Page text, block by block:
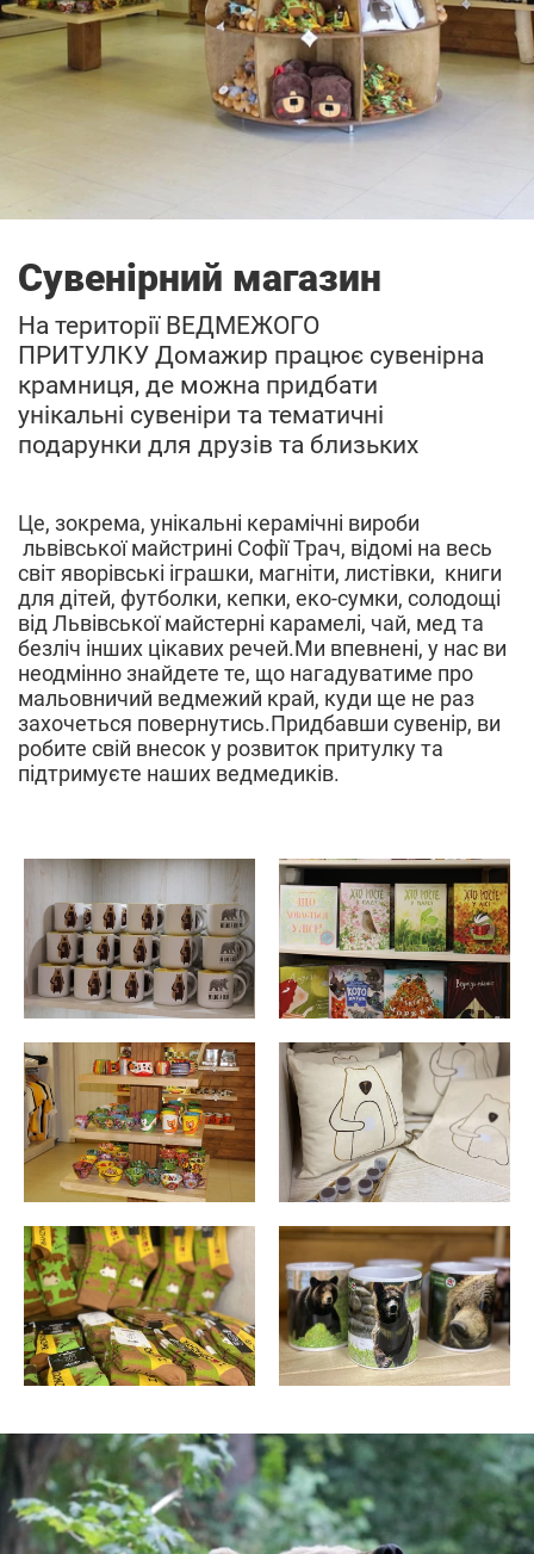
Сувенірний магазин
На території ВЕДМЕЖОГО
ПРИТУЛКУ Домажир працює сувенірна
крамниця, де можна придбати
унікальні сувеніри та тематичні
подарунки для друзів та близьких
Це, зокрема, унікальні керамічні вироби
львівської майстрині Софії Трач, відомі на весь
світ яворівські іграшки, магніти, листівки, книги
для дітей, футболки, кепки, еко-сумки, солодощі
від Львівської майстерні карамелі, чай, мед та
безліч інших цікавих речей.Ми впевнені, у нас ви
неодмінно знайдете те, що нагадуватиме про
мальовничий ведмежий край, куди ще не раз
захочеться повернутись.Придбавши сувенір, ви
робите свій внесок у розвиток притулку та
підтримуєте наших ведмедиків.